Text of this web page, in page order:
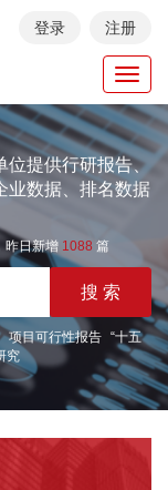
登录 注册
提供行研报告、
业数据、排名数据
昨日新增 1088 篇
项目可行性报告
“十五
究